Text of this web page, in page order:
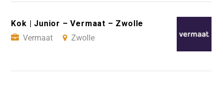
Kok | Junior – Vermaat – Zwolle
Vermaat
Zwolle